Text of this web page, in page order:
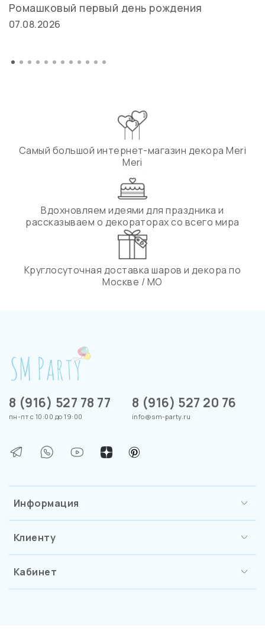
Ромашковый первый день рождения
07.08.2026
Самый большой интернет-магазин декора Meri
Meri
Вдохновляем идеями для праздника и
рассказываем о декораторах со всего мира
Круглосуточная доставка шаров и декора по
Москве / МО
Информация
Клиенту
Кабинет
8 (916) 527 78 77
пн-пт с 10:00 до 19:00
8 (916) 527 20 76
info@sm-party.ru